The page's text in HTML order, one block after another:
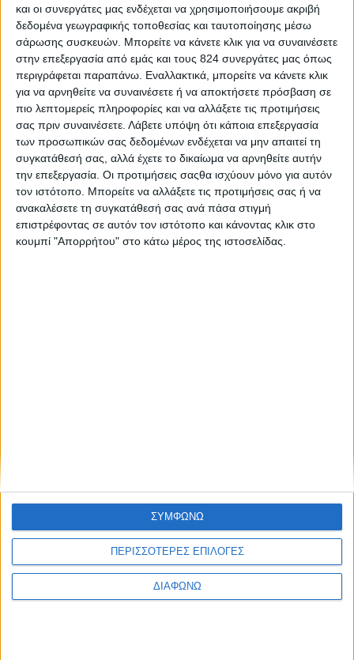
και οι συνεργάτες μας ενδέχεται να χρησιμοποιήσουμε ακριβή
δεδομένα γεωγραφικής τοποθεσίας και ταυτοποίησης μέσω
σάρωσης συσκευών. Μπορείτε να κάνετε κλικ για να συναινέσετε
στην επεξεργασία από εμάς και τους 824 συνεργάτες μας όπως
περιγράφεται παραπάνω. Εναλλακτικά, μπορείτε να κάνετε κλικ
για να αρνηθείτε να συναινέσετε ή να αποκτήσετε πρόσβαση σε
πιο λεπτομερείς πληροφορίες και να αλλάξετε τις προτιμήσεις
σας πριν συναινέσετε. Λάβετε υπόψη ότι κάποια επεξεργασία
των προσωπικών σας δεδομένων ενδέχεται να μην απαιτεί τη
συγκατάθεσή σας, αλλά έχετε το δικαίωμα να αρνηθείτε αυτήν
την επεξεργασία. Οι προτιμήσεις σαςθα ισχύουν μόνο για αυτόν
τον ιστότοπο. Μπορείτε να αλλάξετε τις προτιμήσεις σας ή να
ανακαλέσετε τη συγκατάθεσή σας ανά πάσα στιγμή
επιστρέφοντας σε αυτόν τον ιστότοπο και κάνοντας κλικ στο
κουμπί "Απορρήτου" στο κάτω μέρος της ιστοσελίδας.
ΠΕΡΙΣΣΟΤΕΡΕΣ ΕΠΙΛΟΓΕΣ
ΔΙΑΦΩΝΩ
ΣΥΜΦΩΝΩ
Περισσότερα
Υγεία, διατροφή & lifestyle
Διατροφή 2.0: τα
τρόφιμα του
μέλλοντος
διατροφή & lifestyle
Κεφάλαιο
“Διατροφικά trends”:
17 ΑΠΡ
Φυτικά Εναλλακτικά
Gourmet: θρέψη και
απόλαυση σε κάθε
γεύμα!